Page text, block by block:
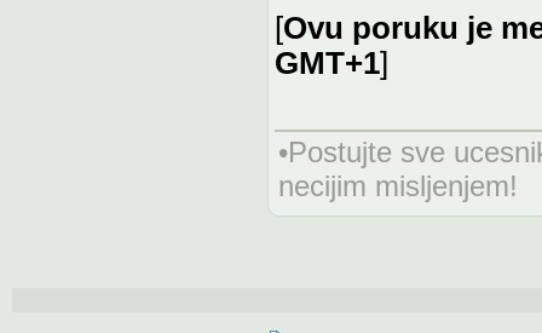
[Ovu poruku je
GMT+1]
•Postujte sve
necijim misljenjem!